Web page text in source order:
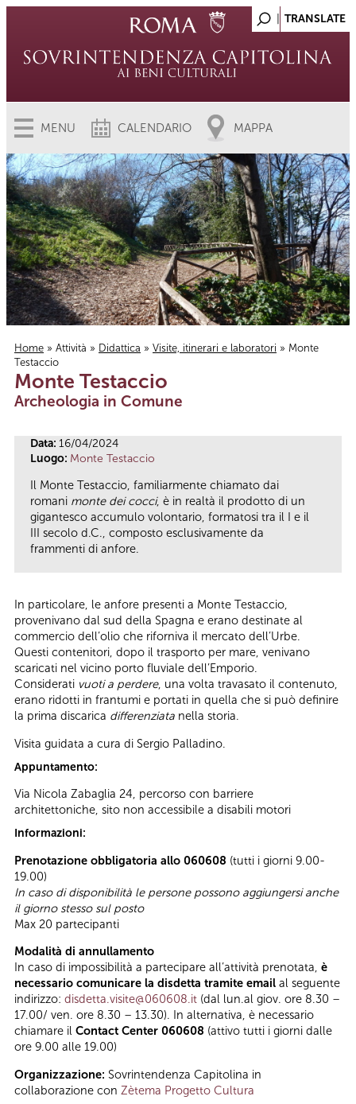
MENU CALENDARIO MAPPA
Tu sei qui
Home » Attività » Didattica » Visite, itinerari e laboratori » Monte
Testaccio
Monte Testaccio
Archeologia in Comune
Data: 16/04/2024
Luogo: Monte Testaccio
Il Monte Testaccio, familiarmente chiamato dai
romani monte dei cocci, è in realtà il prodotto di un
gigantesco accumulo volontario, formatosi tra il I e il
III secolo d.C., composto esclusivamente da
frammenti di anfore.
In particolare, le anfore presenti a Monte Testaccio,
provenivano dal sud della Spagna e erano destinate al
commercio dell’olio che riforniva il mercato dell’Urbe.
Questi contenitori, dopo il trasporto per mare, venivano
scaricati nel vicino porto fluviale dell’Emporio.
Considerati vuoti a perdere, una volta travasato il contenuto,
erano ridotti in frantumi e portati in quella che si può definire
la prima discarica differenziata nella storia.
Visita guidata a cura di Sergio Palladino.
Appuntamento:
Via Nicola Zabaglia 24, percorso con barriere
architettoniche, sito non accessibile a disabili motori
Informazioni:
Prenotazione obbligatoria allo 060608 (tutti i giorni 9.00-
19.00)
In caso di disponibilità le persone possono aggiungersi anche
il giorno stesso sul posto
Max 20 partecipanti
Modalità di annullamento
In caso di impossibilità a partecipare all’attività prenotata, è
necessario comunicare la disdetta tramite email al seguente
indirizzo: disdetta.visite@060608.it (dal lun.al giov. ore 8.30 –
17.00/ ven. ore 8.30 – 13.30). In alternativa, è necessario
chiamare il Contact Center 060608 (attivo tutti i giorni dalle
ore 9.00 alle 19.00)
Organizzazione: Sovrintendenza Capitolina in
collaborazione con Zètema Progetto Cultura